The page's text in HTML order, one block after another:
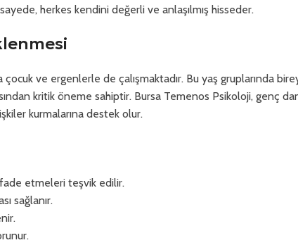
herkes kendini değerli ve anlaşılmış hisseder.
ve ergenlerle de çalışmaktadır. Bu yaş gruplarında
kritik öneme sahiptir. Bursa Temenos Psikoloji, genç
kurmalarına destek olur.
etmeleri teşvik edilir.
sağlanır.